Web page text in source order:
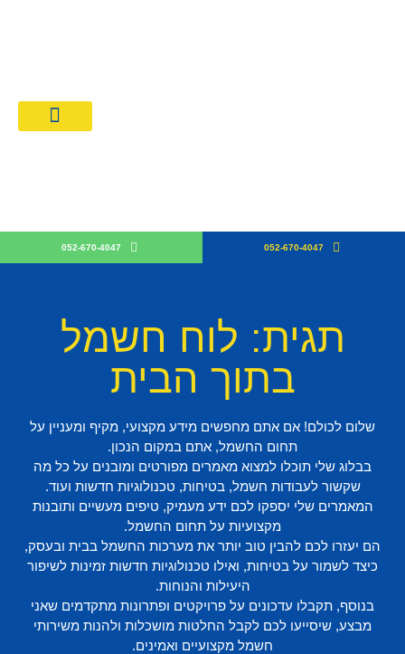
052-670-4047
052-670-4047
תגית: לוח חשמל
בתוך הבית
שלום לכולם! אם אתם מחפשים מידע מקצועי, מקיף ומעניין על
תחום החשמל, אתם במקום הנכון.
בבלוג שלי תוכלו למצוא מאמרים מפורטים ומובנים על כל מה
שקשור לעבודות חשמל, בטיחות, טכנולוגיות חדשות ועוד.
המאמרים שלי יספקו לכם ידע מעמיק, טיפים מעשיים ותובנות
מקצועיות על תחום החשמל.
הם יעזרו לכם להבין טוב יותר את מערכות החשמל בבית ובעסק,
כיצד לשמור על בטיחות, ואילו טכנולוגיות חדשות זמינות לשיפור
היעילות והנוחות.
בנוסף, תקבלו עדכונים על פרויקטים ופתרונות מתקדמים שאני
מבצע, שיסייעו לכם לקבל החלטות מושכלות ולהנות משירותי
חשמל מקצועיים ואמינים.